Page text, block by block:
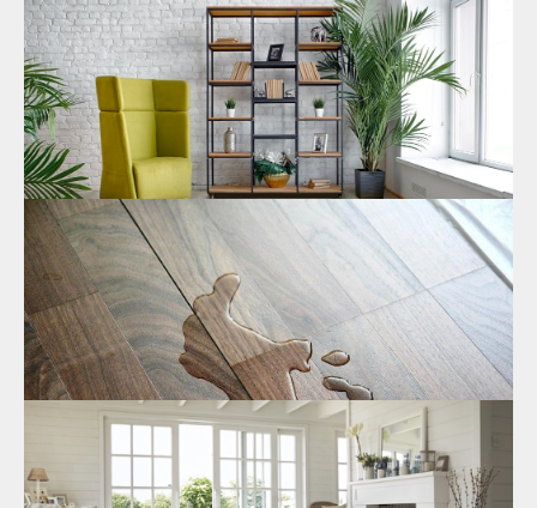
Водостойкий ламинат для ванны и кухни
по выгодным ценам
Огромный выбор водостойкого ламината для ванны и кухни
вы найдете в каталоге от нашей компании!
30.01.2024
Виниловый водостойкий ламинат по
выгодной цене
нашем интернет-магазине
вы можете недорого купить
безопасный ламинат для квартиры или дома.
17.01.2024
Влагостойкий ламинат: цена за
квадратный метр
Где недорого купить SPC ламинат? Основные
преимущества покупки напольного покрытия в интернет-
магазине. Особенности строения и как это влияет на
эксплуатацию.